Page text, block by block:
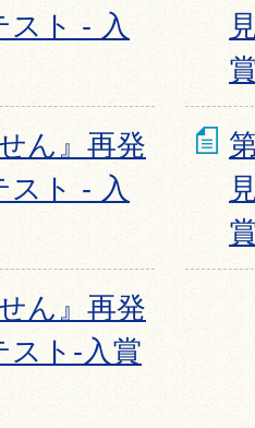
スト - 入
ん』再発
スト - 入
ん』再発
スト-入賞